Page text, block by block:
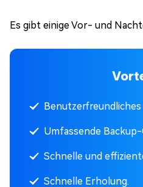
Es gibt einige Vor- und
Umfassende
Schnelle und
Schnelle Erholung.